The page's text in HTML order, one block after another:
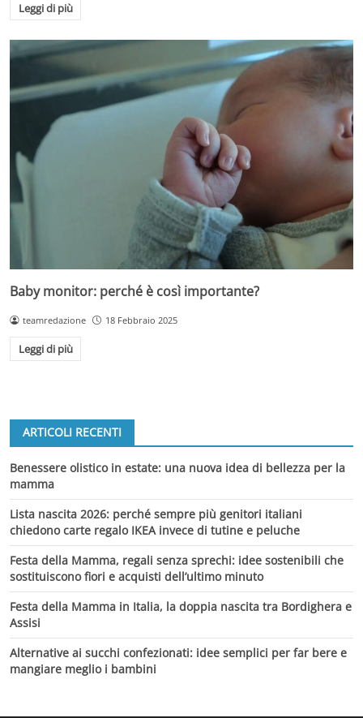
Leggi di più
Baby monitor: perché è così importante?
teamredazione 18 Febbraio 2025
Leggi di più
ARTICOLI RECENTI
Benessere olistico in estate: una nuova idea di bellezza per la
mamma
Lista nascita 2026: perché sempre più genitori italiani
chiedono carte regalo IKEA invece di tutine e peluche
Festa della Mamma, regali senza sprechi: idee sostenibili che
sostituiscono fiori e acquisti dell’ultimo minuto
Festa della Mamma in Italia, la doppia nascita tra Bordighera e
Assisi
Alternative ai succhi confezionati: idee semplici per far bere e
mangiare meglio i bambini